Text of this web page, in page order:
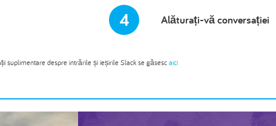
4 Alăturați-vă conversației
suplimentare despre intrările și ieșirile Slack se găsescaici